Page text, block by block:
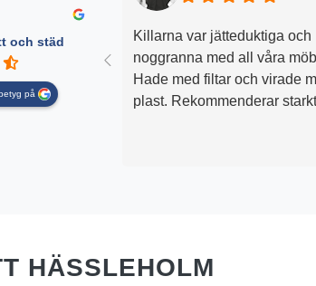
och städ
på
Killarna var jätteduktiga och
noggranna med all våra
Hade med filtar och virade
plast. Rekommenderar starkt
HÄSSLEHOLM